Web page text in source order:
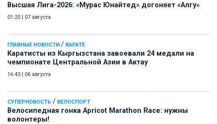
Высшая Лига-2026: «Мурас Юнайтед» догоняет «Алгу»
01:25 | 07 августа
ГЛАВНЫЕ НОВОСТИ / КАРАТЕ
Каратисты из Кыргызстана завоевали 24 медали на
чемпионате Центральной Азии в Актау
16:43 | 06 августа
СУПЕРНОВОСТЬ / ВЕЛОСПОРТ
Велосипедная гонка Apricot Marathon Race: нужны
волонтеры!